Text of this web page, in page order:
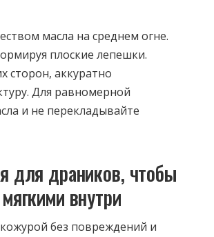
масла на среднем огне.
плоские лепешки.
сторон, аккуратно
Для равномерной
и не перекладывайте
для драников, чтобы
внутри
без повреждений и